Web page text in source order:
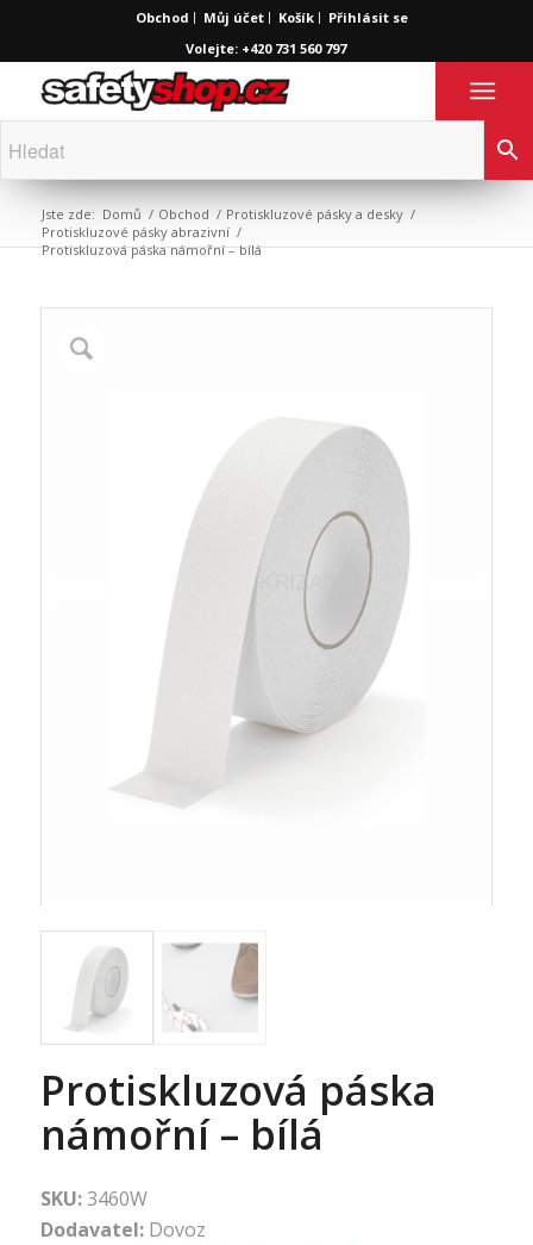
Obchod Můj účet Košík
Přihlásit se
Volejte: +420 731 560 797
Jste zde: Domů / Obchod / Protiskluzové pásky a desky /
Protiskluzové pásky abrazivní /
Protiskluzová páska námořní – bílá
Protiskluzová páska
námořní – bílá
SKU:3460W
Dodavatel: Dovoz